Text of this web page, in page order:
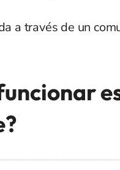
a través de un